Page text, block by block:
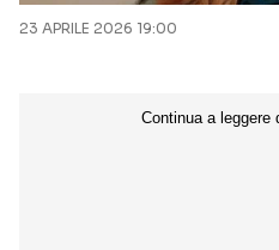
23 APRILE 2026 19:00